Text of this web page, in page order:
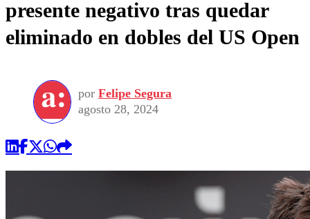
presente negativo tras quedar
eliminado en dobles del US Open
por Felipe Segura
agosto 28, 2024